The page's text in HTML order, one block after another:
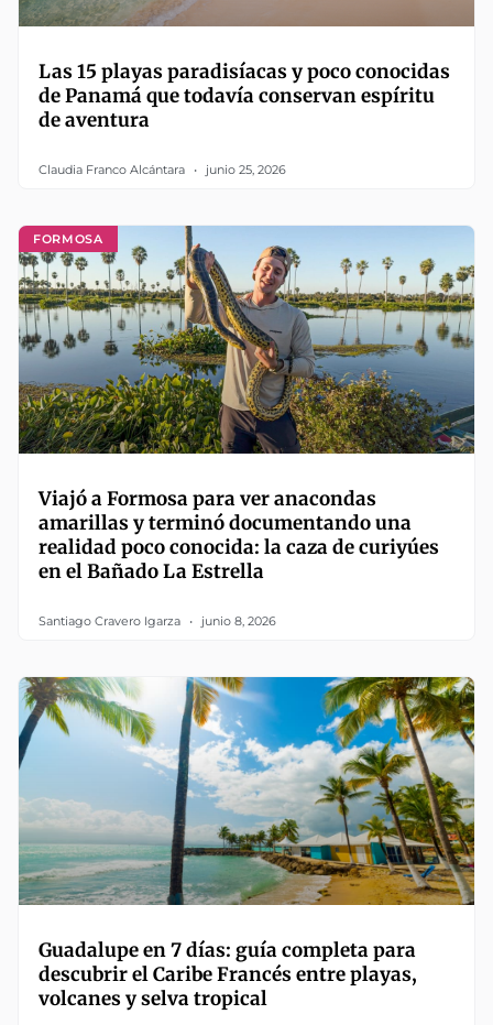
Las 15 playas paradisíacas y poco conocidas
de Panamá que todavía conservan espíritu
de aventura
Claudia Franco Alcántara junio 25, 2026
FORMOSA
Viajó a Formosa para ver anacondas
amarillas y terminó documentando una
realidad poco conocida: la caza de curiyúes
en el Bañado La Estrella
Santiago Cravero Igarza junio 8, 2026
Guadalupe en 7 días: guía completa para
descubrir el Caribe Francés entre playas,
volcanes y selva tropical